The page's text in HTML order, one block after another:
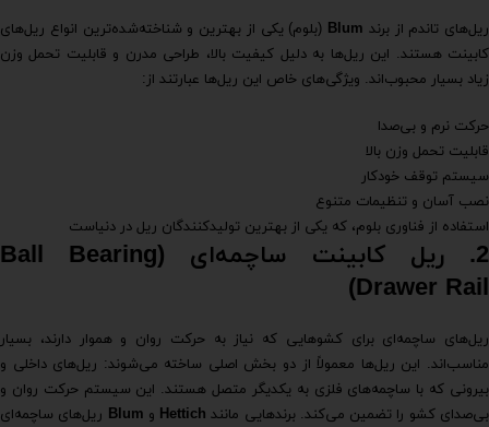
ریل‌های تاندم از برند Blum (بلوم) یکی از بهترین و شناخته‌شده‌ترین انواع ریل‌های
کابینت هستند. این ریل‌ها به دلیل کیفیت بالا، طراحی مدرن و قابلیت تحمل وزن
زیاد بسیار محبوب‌اند. ویژگی‌های خاص این ریل‌ها عبارتند از:
حرکت نرم و بی‌صدا
قابلیت تحمل وزن بالا
سیستم توقف خودکار
نصب آسان و تنظیمات متنوع
استفاده از فناوری بلوم، که یکی از بهترین تولیدکنندگان ریل در دنیاست
2. ریل کابینت ساچمه‌ای (Ball Bearing
Drawer Rail)
ریل‌های ساچمه‌ای برای کشوهایی که نیاز به حرکت روان و هموار دارند، بسیار
مناسب‌اند. این ریل‌ها معمولاً از دو بخش اصلی ساخته می‌شوند: ریل‌های داخلی و
بیرونی که با ساچمه‌های فلزی به یکدیگر متصل هستند. این سیستم حرکت روان و
بی‌صدای کشو را تضمین می‌کند. برندهایی مانند Hettich و Blum ریل‌های ساچمه‌ای